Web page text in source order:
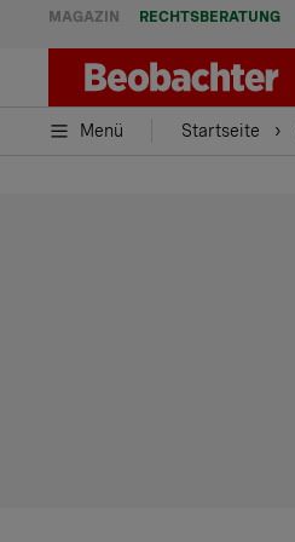
MAGAZIN RECHTSBERATUNG
Menü Startseite